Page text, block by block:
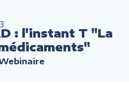
: l'instant T "La